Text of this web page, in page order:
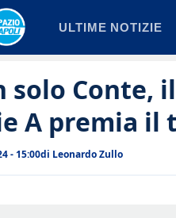
ULTIME NOTIZIE
solo Conte,
A premia il
- 15:00di Leonardo Zullo